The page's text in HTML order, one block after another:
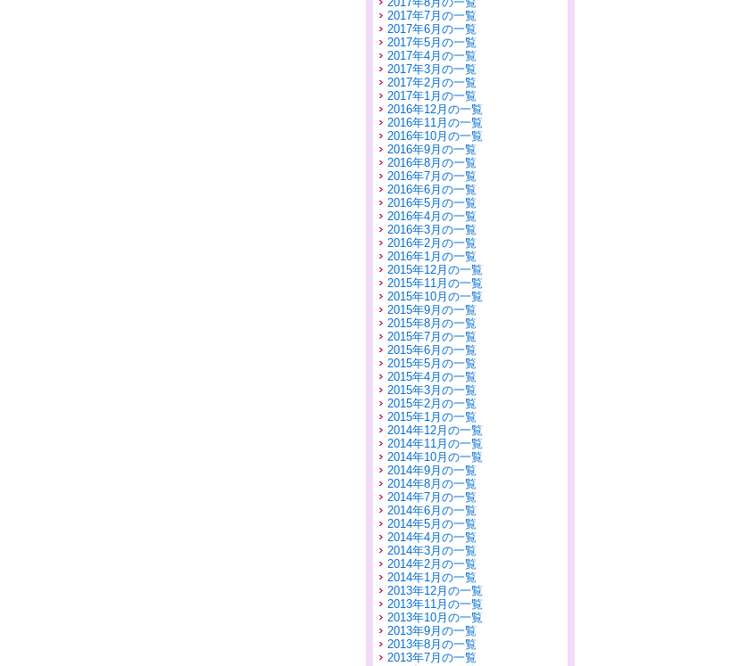
2017年7月の一覧
2017年6月の一覧
2017年5月の一覧
2017年4月の一覧
2017年3月の一覧
2017年2月の一覧
2017年1月の一覧
2016年12月の一覧
2016年11月の一覧
2016年10月の一覧
2016年9月の一覧
2016年8月の一覧
2016年7月の一覧
2016年6月の一覧
2016年5月の一覧
2016年4月の一覧
2016年3月の一覧
2016年2月の一覧
2016年1月の一覧
2015年12月の一覧
2015年11月の一覧
2015年10月の一覧
2015年9月の一覧
2015年8月の一覧
2015年7月の一覧
2015年6月の一覧
2015年5月の一覧
2015年4月の一覧
2015年3月の一覧
2015年2月の一覧
2015年1月の一覧
2014年12月の一覧
2014年11月の一覧
2014年10月の一覧
2014年9月の一覧
2014年8月の一覧
2014年7月の一覧
2014年6月の一覧
2014年5月の一覧
2014年4月の一覧
2014年3月の一覧
2014年2月の一覧
2014年1月の一覧
2013年12月の一覧
2013年11月の一覧
2013年10月の一覧
2013年9月の一覧
2013年8月の一覧
2013年7月の一覧